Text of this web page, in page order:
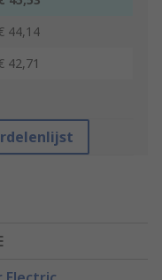
44,14
42,71